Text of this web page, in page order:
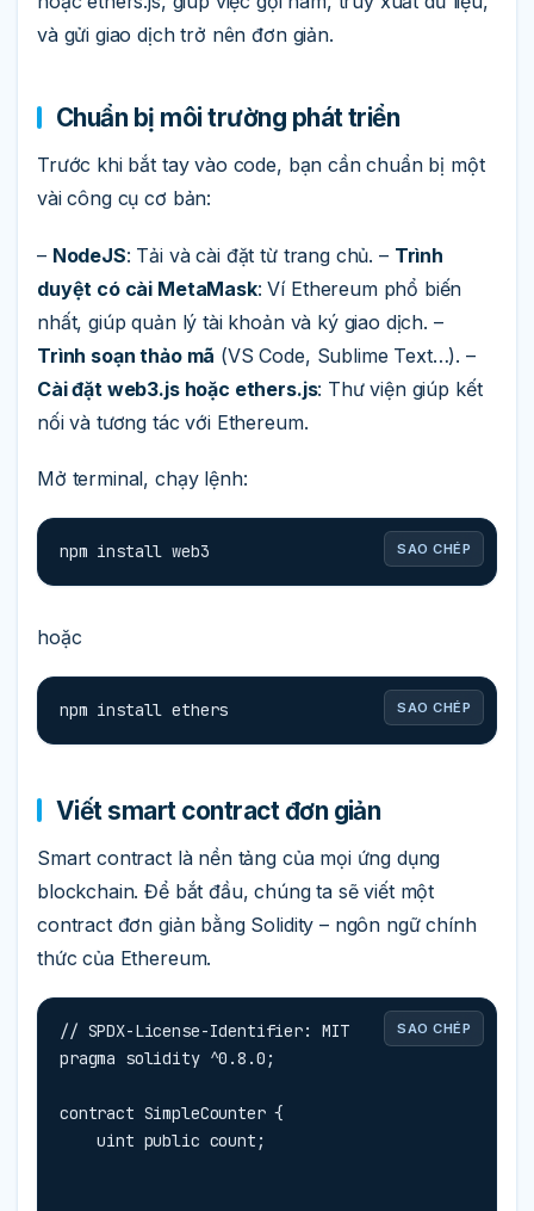
và gửi giao dịch trở nên đơn giản.
Chuẩn bị môi trường phát triển
Trước khi bắt tay vào code, bạn cần chuẩn bị một
vài công cụ cơ bản:
– NodeJS: Tải và cài đặt từ trang chủ. – Trình
duyệt có cài MetaMask: Ví Ethereum phổ biến
nhất, giúp quản lý tài khoản và ký giao dịch. –
Trình soạn thảo mã (VS Code, Sublime Text…). –
Cài đặt web3.js hoặc ethers.js: Thư viện giúp kết
nối và tương tác với Ethereum.
Mở terminal, chạy lệnh:
SAO CHÉP
npm install web3
hoặc
SAO CHÉP
npm install ethers
Viết smart contract đơn giản
Smart contract là nền tảng của mọi ứng dụng
blockchain. Để bắt đầu, chúng ta sẽ viết một
contract đơn giản bằng Solidity – ngôn ngữ chính
thức của Ethereum.
SAO CHÉP
// SPDX-License-Identifier: MIT
pragma solidity ^0.8.0;
contract SimpleCounter {
    uint public count;